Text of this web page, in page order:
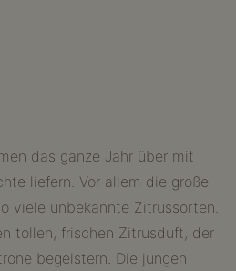
das ganze Jahr über mit
liefern. Vor allem die große
viele unbekannte Zitrussorten.
tollen, frischen Zitrusduft, der
begeistern. Die jungen